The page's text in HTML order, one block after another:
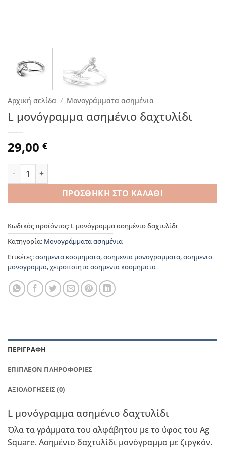
Αρχική σελίδα / Μονογράμματα ασημένια
L μονόγραμμα ασημένιο δαχτυλίδι
29,00 €
L μονόγραμμα ασημένιο δαχτυλίδι ποσότητα
ΠΡΟΣΘΉΚΗ ΣΤΟ ΚΑΛΆΘΙ
Κωδικός προϊόντος: L μονόγραμμα ασημένιο δαχτυλίδι
Κατηγορία: Μονογράμματα ασημένια
Ετικέτες:ασημενια κοσμηματα,ασημενια μονογραμματα,ασημενιο
μονογραμμα,χειροποιητα ασημενια κοσμηματα
ΠΕΡΙΓΡΑΦΉ
ΕΠΙΠΛΈΟΝ ΠΛΗΡΟΦΟΡΊΕΣ
ΑΞΙΟΛΟΓΉΣΕΙΣ (0)
L μονόγραμμα ασημένιο δαχτυλίδι
Όλα τα γράμματα του αλφάβητου με το ύφος του Ag
Square. Ασημένιο δαχτυλίδι μονόγραμμα με ζιργκόν.